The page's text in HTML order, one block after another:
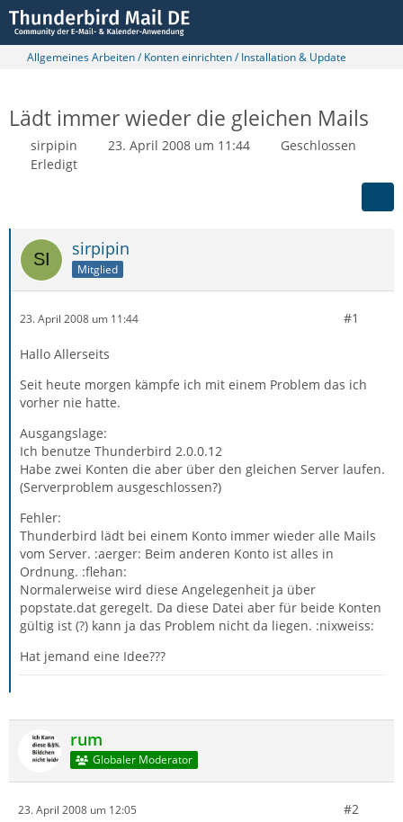
Allgemeines Arbeiten / Konten einrichten / Installation & Update
Lädt immer wieder die gleichen Mails
sirpipin 23. April 2008 um 11:44
Geschlossen
Erledigt
sirpipin
Mitglied
23. April 2008 um 11:44 #1
Hallo Allerseits
Seit heute morgen kämpfe ich mit einem Problem das ich
vorher nie hatte.
Ausgangslage:
Ich benutze Thunderbird 2.0.0.12
Habe zwei Konten die aber über den gleichen Server laufen.
(Serverproblem ausgeschlossen?)
Fehler:
Thunderbird lädt bei einem Konto immer wieder alle Mails
vom Server. :aerger: Beim anderen Konto ist alles in
Ordnung. :flehan:
Normalerweise wird diese Angelegenheit ja über
popstate.dat geregelt. Da diese Datei aber für beide Konten
gültig ist (?) kann ja das Problem nicht da liegen. :nixweiss:
Hat jemand eine Idee???
rum
Globaler Moderator
23. April 2008 um 12:05 #2